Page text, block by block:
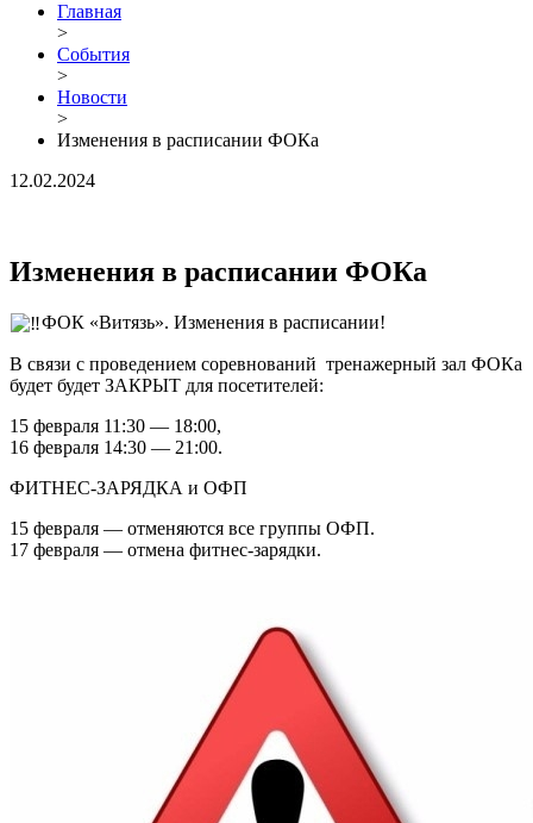
Главная
>
События
>
Новости
>
Изменения в расписании ФОКа
12.02.2024
Изменения в расписании ФОКа
ФОК «Витязь». Изменения в расписании!
В связи с проведением соревнований тренажерный зал ФОКа
будет будет ЗАКРЫТ для посетителей:
15 февраля 11:30 — 18:00,
16 февраля 14:30 — 21:00.
ФИТНЕС-ЗАРЯДКА и ОФП
15 февраля — отменяются все группы ОФП.
17 февраля — отмена фитнес-зарядки.